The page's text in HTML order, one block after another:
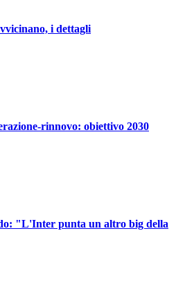
i dettagli
rinnovo: obiettivo 2030
"L'Inter punta un altro big della